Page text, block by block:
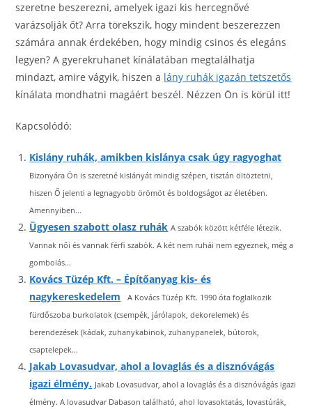
szeretne beszerezni, amelyek igazi kis hercegnővé
varázsolják őt? Arra törekszik, hogy mindent beszerezzen
számára annak érdekében, hogy mindig csinos és elegáns
legyen? A gyerekruhanet kínálatában megtalálhatja
mindazt, amire vágyik, hiszen a lány ruhák igazán tetszetős
kínálata mondhatni magáért beszél. Nézzen Ön is körül itt!
Kapcsolódó:
Kislány ruhák, amikben kislánya csak úgy ragyoghat
Bizonyára Ön is szeretné kislányát mindig szépen, tisztán öltöztetni,
hiszen Ő jelenti a legnagyobb örömöt és boldogságot az életében.
Amennyiben...
Ügyesen szabott olasz ruhák A szabók között kétféle létezik.
Vannak női és vannak férfi szabók. A két nem ruhái nem egyeznek, még a
gombolás...
Kovács Tüzép Kft. – Építőanyag kis- és
nagykereskedelem
A Kovács Tüzép Kft. 1990 óta foglalkozik
fürdőszoba burkolatok (csempék, járólapok, dekorelemek) és
berendezések (kádak, zuhanykabinok, zuhanypanelek, bútorok,
csaptelepek...
Jakab Lovasudvar, ahol a lovaglás és a disznóvágás
igazi élmény. Jakab Lovasudvar, ahol a lovaglás és a disznóvágás igazi
élmény. A lovasudvar Dabason található, ahol lovasoktatás, lovastúrák,